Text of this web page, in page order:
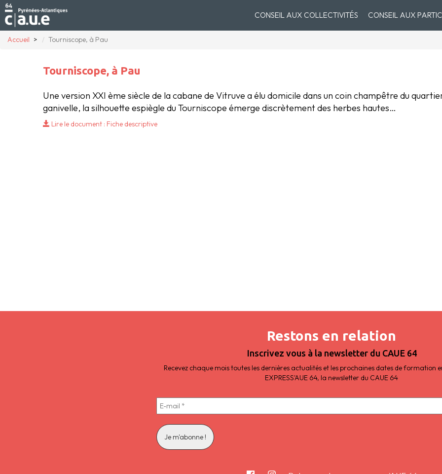
CONSEIL AUX COLLECTIVITÉS CONSEIL AUX
Accueil Tourniscope, à Pau
Tourniscope, à Pau
Une version XXI ème siècle de la cabane de Vitruve a élu domicile dans un coin champêtre du
ganivelle, la silhouette espiègle du Tourniscope émerge discrètement des herbes hautes…
Lire le document : Fiche descriptive
Restons en relation
Inscrivez vous à la newsletter du CAUE 64
Recevez chaque mois toutes les dernières actualités et les prochaines dates de formation
EXPRESS'AUE 64, la newsletter du CAUE 64